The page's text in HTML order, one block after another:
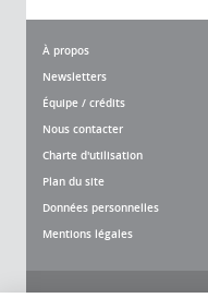
À propos
Newsletters
Équipe / crédits
Nous contacter
Charte d'utilisation
Plan du site
Données personnelles
Mentions légales